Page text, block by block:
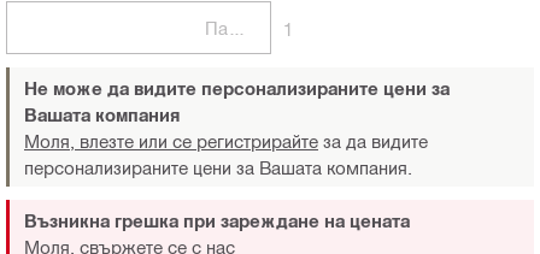
1
Не може да видите персонализираните цени за
Вашата компания
Моля, влезте или се регистрирайте за да видите
персонализираните цени за Вашата компания.
Възникна грешка при зареждане на цената
Моля, свържете се с нас